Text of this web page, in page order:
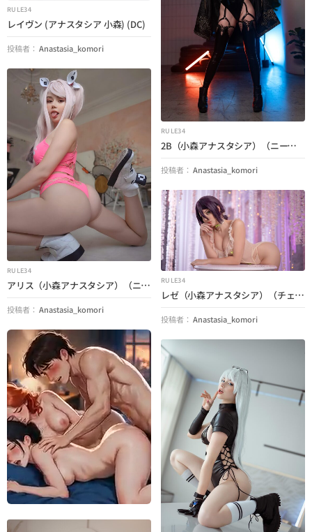
RULE34
レイヴン (アナスタシア 小森) (DC)
投稿者： Anastasia_komori
RULE34
2B（小森アナスタシア）（ニーア オートマタ）
投稿者： Anastasia_komori
RULE34
アリス（小森アナスタシア）（ニッケ：勝利の女神）
投稿者： Anastasia_komori
RULE34
レゼ（小森アナスタシア）（チェンソーマン）
投稿者： Anastasia_komori